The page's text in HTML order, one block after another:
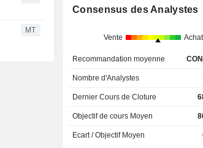
MT
Consensus des Analystes
Vente Achat
Recommandation moyenne
Nombre d'Analystes
Dernier Cours de Cloture
Objectif de cours Moyen
Ecart / Objectif Moyen